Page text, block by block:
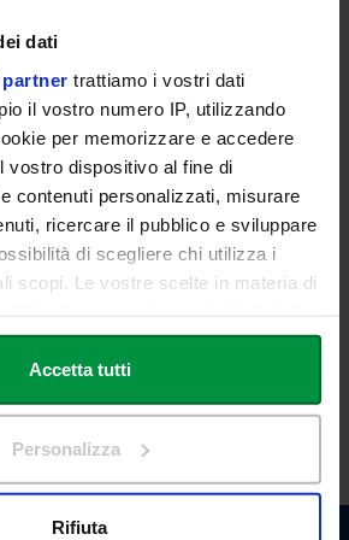
dati
trattiamo i vostri dati
il vostro numero IP, utilizzando
per memorizzare e accedere
vostro dispositivo al fine di
contenuti personalizzati, misurare
ricercare il pubblico e sviluppare
di scegliere chi utilizza i
scopi. Le vostre scelte in materia di
le vostre scelte. È possibile
il proprio consenso in qualsiasi
sui cookie o facendo clic
vorremmo anche:
sulla tua posizione
Accetta tutti
Personalizza
Rifiuta
su tela e su supporti cartacei relativa
alla grande tradizione pittorica italiana e
attraverso un linguaggio e una tecnica
titolo inserite nel novero della giovane
al pubblico dal lunedì al venerdì dalle